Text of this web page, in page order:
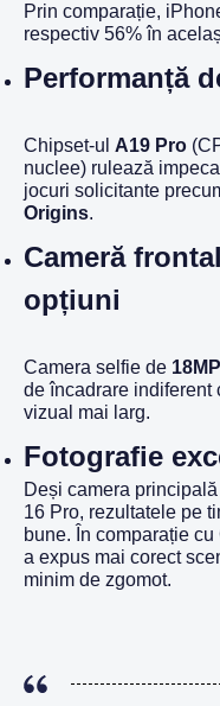
Prin comparație,
respectiv 56% în
Performanță
Chipset-ul A19 Pro
nuclee) rulează
jocuri solicitante
Origins.
Cameră
opțiuni
Camera selfie de
de încadrare indiferent
vizual mai larg.
Fotografie
Deși camera
16 Pro, rezultatele pe
bune. În comparație
a expus mai corect
minim de zgomot.